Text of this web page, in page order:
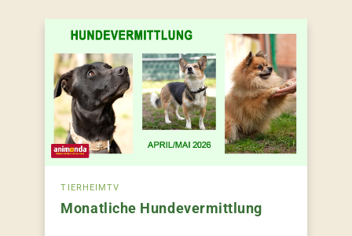
TIERHEIMTV
Monatliche Hundevermittlung